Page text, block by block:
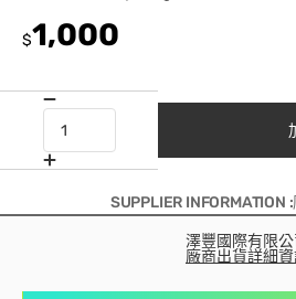
$1,000
SUPPLIER INFORMATION
澤豐國際有限公
廠商出貨詳細